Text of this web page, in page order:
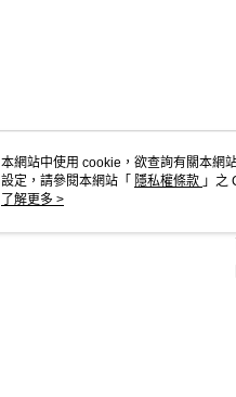
本網站中使用 cookie，欲查詢有關本網
設定，請參閱本網站「 隱私權條款 」之
使用 cookie。
了解更多 >